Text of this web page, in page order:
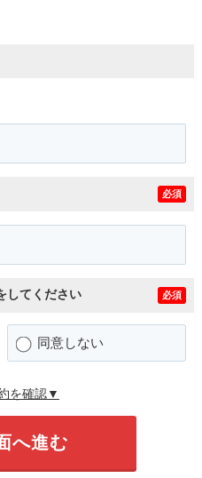
必須
してください 必須
同意しない
を確認▼